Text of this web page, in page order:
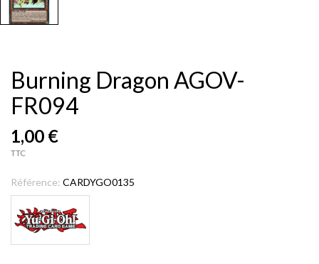
Burning Dragon AGOV-
FR094
1,00 €
TTC
Référence: CARDYGO0135